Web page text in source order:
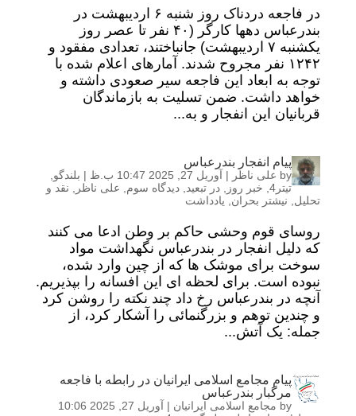
در فاجعه دردناک روز شنبه ۶ اردیبهشت در
بندرعباس دهها کارگر (۴۰ نفر تا عصر روز
یکشنبه ۷ اردیبهشت) جانباختند، تعدادی مفقود و
۱۲۴۲ نفر مجروح شدند. آمارهای اعلام شده با
توجه به ابعاد این فاجعه سیر صعودی داشته و
خواهد داشت. ضمن تسلیت به بازماندگان
قربانیان این انفجار و به...
پیام انفجار بندرعباس
by علی ناظر | آوریل 27, 2025 10:47 ب.ظ | بلندگو
تیتر4
, خبر روز در تبعید دیدگاه سوم علی ناظر
نقد و
تحلیل
نیشتر بحران یادداشت
روسای قوم وحشی حاکم بر وطن ادعا می کنند
که دلیل انفجار در بندرعباس نگهداشت مواد
سوخت برای موشک ها که از چین وارد شده،
نبوده است. برای لحظه ای این افسانه را بپذیریم.
آنچه در بندرعباس رخ داد چند نکته را روشن کرد
و چندین توهم و بزرگنمائی را آشکار کرد، از
جمله: یک آتش...
پیام مجامع اسلامی ایرانیان در رابطه با فاجعه
مرگبار بندرعباس
by مجامع اسلامی ایرانیان |
آوریل 27, 2025 10:06